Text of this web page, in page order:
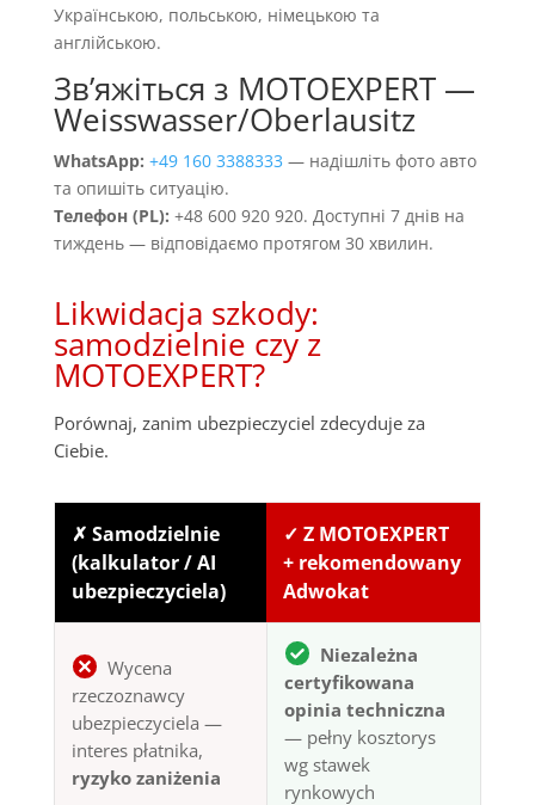
Українською, польською, німецькою та
англійською.
Звʼяжіться з MOTOEXPERT —
Weisswasser/Oberlausitz
WhatsApp: +49 160 3388333 — надішліть фото авто
та опишіть ситуацію.
Телефон (PL): +48 600 920 920. Доступні 7 днів на
тиждень — відповідаємо протягом 30 хвилин.
Likwidacja szkody:
samodzielnie czy z
MOTOEXPERT?
Porównaj, zanim ubezpieczyciel zdecyduje za
Ciebie.
✗ Samodzielnie
(kalkulator / AI
ubezpieczyciela)
✓ Z MOTOEXPERT
+ rekomendowany
Adwokat
Wycena
rzeczoznawcy
ubezpieczyciela —
interes płatnika,
ryzyko zaniżenia
Niezależna
certyfikowana
opinia techniczna
— pełny kosztorys
wg stawek
rynkowych